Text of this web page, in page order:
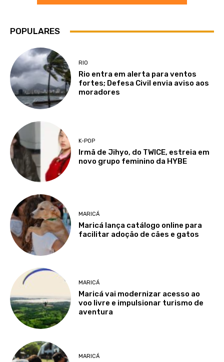
POPULARES
RIO
Rio entra em alerta para ventos
fortes; Defesa Civil envia aviso aos
moradores
K-POP
Irmã de Jihyo, do TWICE, estreia em
novo grupo feminino da HYBE
MARICÁ
Maricá lança catálogo online para
facilitar adoção de cães e gatos
MARICÁ
Maricá vai modernizar acesso ao
voo livre e impulsionar turismo de
aventura
MARICÁ